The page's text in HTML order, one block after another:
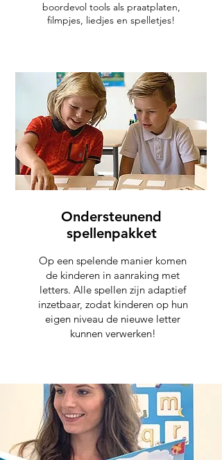
boordevol tools als praatplaten,
filmpjes, liedjes en spelletjes!
Op een spelende manier komen
de kinderen in aanraking met
letters. Alle spellen zijn adaptief
inzetbaar, zodat kinderen op hun
eigen niveau de nieuwe letter
kunnen verwerken!
Ondersteunend
spellenpakket